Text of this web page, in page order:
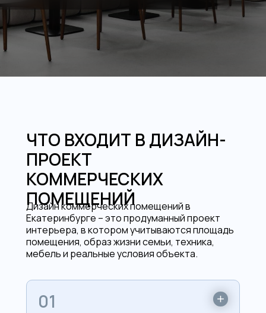
ЧТО ВХОДИТ В ДИЗАЙН-
ПРОЕКТ
КОММЕРЧЕСКИХ
ПОМЕЩЕНИЙ
Дизайн коммерческих помещений в
Екатеринбурге – это продуманный проект
интерьера, в котором учитываются площадь
помещения, образ жизни семьи, техника,
мебель и реальные условия объекта.
01